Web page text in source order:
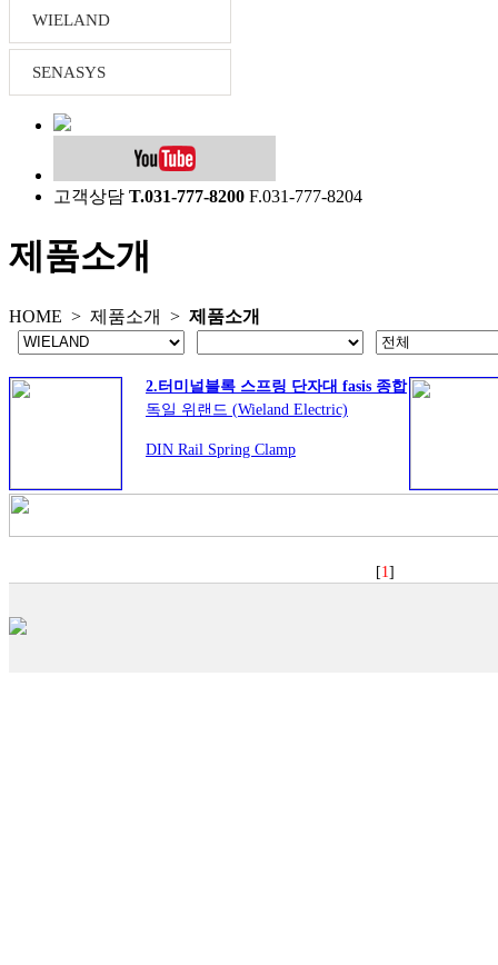
WIELAND
SENASYS
고객상담 T.031-777-8200 F.031-777-8204
제품소개
HOME > 제품소개 > 제품소개
2.터미널블록 스프링 단자대 fasis 종합
독일 위랜드 (Wieland Electric)
DIN Rail Spring Clamp
[1 ]